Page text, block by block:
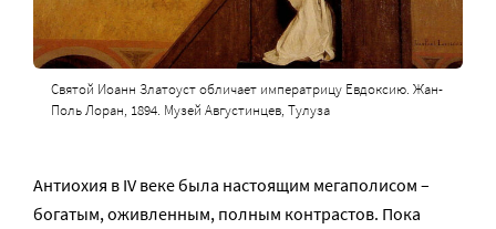
Святой Иоанн Златоуст обличает императрицу Евдоксию. Жан-
Поль Лоран, 1894. Музей Августинцев, Тулуза
Антиохия в IV веке была настоящим мегаполисом –
богатым, оживленным, полным контрастов. Пока